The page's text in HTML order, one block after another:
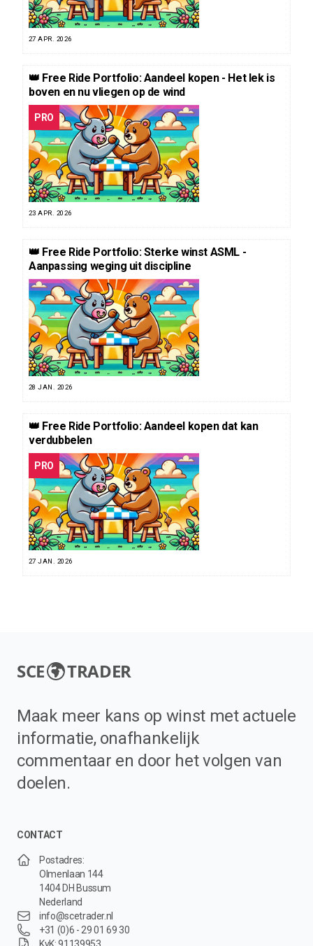
27 APR. 2026
👑 Free Ride Portfolio: Aandeel kopen - Het lek is
boven en nu vliegen op de wind
PRO
23 APR. 2026
👑 Free Ride Portfolio: Sterke winst ASML -
Aanpassing weging uit discipline
28 JAN. 2026
👑 Free Ride Portfolio: Aandeel kopen dat kan
verdubbelen
PRO
27 JAN. 2026
SCE TRADER
Maak meer kans op winst met actuele
informatie, onafhankelijk
commentaar en door het volgen van
doelen.
CONTACT
Postadres:
Olmenlaan 144
1404 DH Bussum
Nederland
info@scetrader.nl
+31 (0)6 - 29 01 69 30